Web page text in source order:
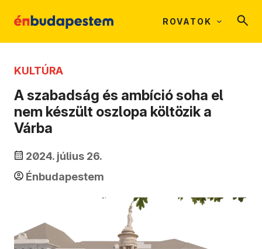
ROVATOK
KULTÚRA
A szabadság és ambíció soha el
nem készült oszlopa költözik a
Várba
2024. július 26.
Énbudapestem